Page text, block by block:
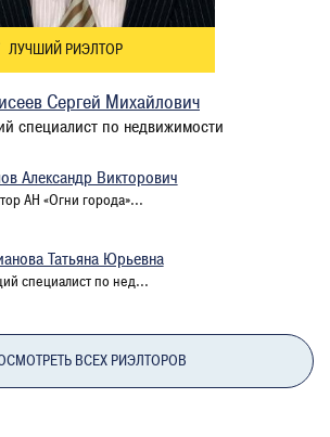
ЛУЧШИЙ РИЭЛТОР
Сергей Михайлович
специалист по недвижимости
Александр Викторович
АН «Огни города»...
Татьяна Юрьевна
специалист по нед...
ВСЕХ РИЭЛТОРОВ